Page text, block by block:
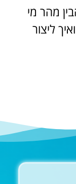
מהר מי
ליצור